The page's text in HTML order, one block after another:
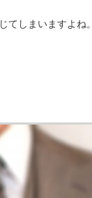
てしまいますよね。